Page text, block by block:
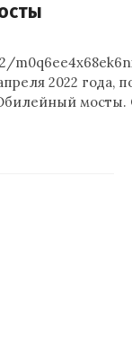
2022 года,